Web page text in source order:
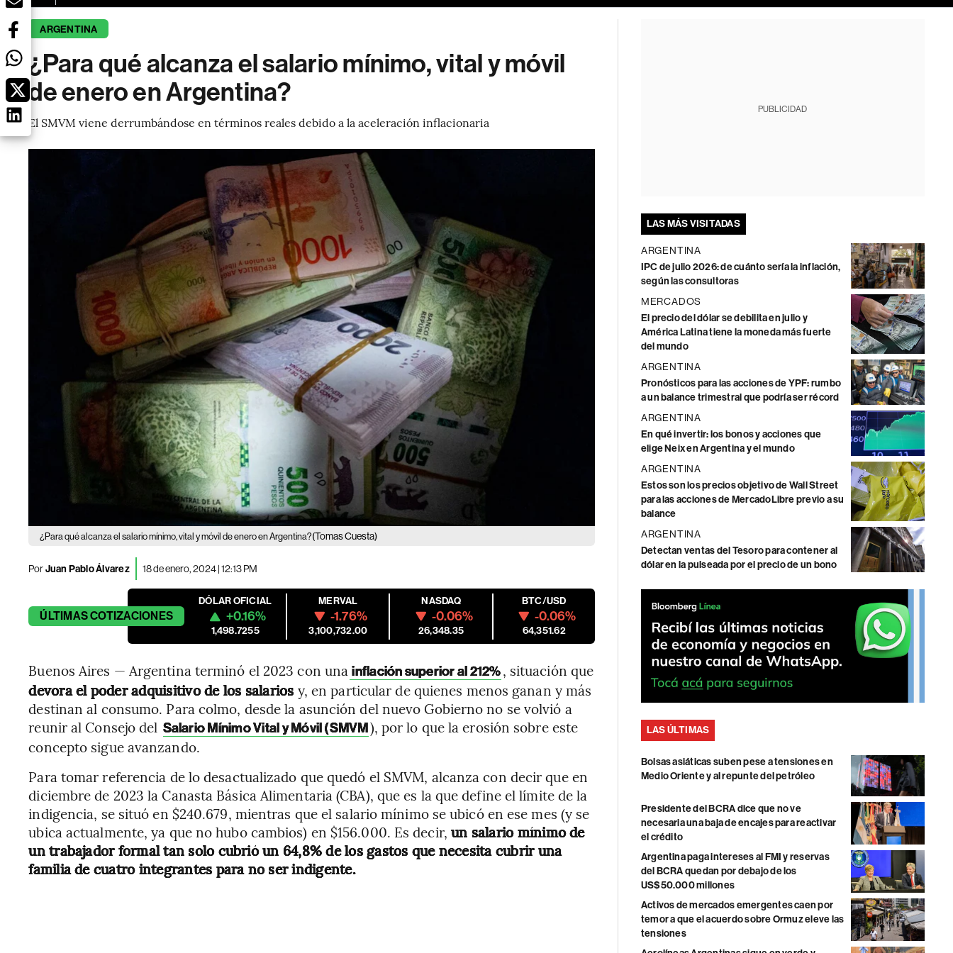
ARGENTINA
¿Para qué alcanza el salario mínimo, vital y móvil
de enero en Argentina?
El SMVM viene derrumbándose en términos reales debido a la aceleración inflacionaria
¿Para qué alcanza el salario mínimo, vital y móvil de enero en Argentina?(Tomas Cuesta)
PorJuan Pablo Álvarez 18 de enero, 2024 | 12:13 PM
ÚLTIMASCOTIZACIONES
DÓLAR OFICIAL
+0.16%
1,498.7255
MERVAL
-1.76%
3,100,732.00
NASDAQ
-0.06%
26,348.35
BTC/USD
-0.06%
64,351.62
Buenos Aires — Argentina terminó el 2023 con una inflación superior al 212%, situación que
devora el poder adquisitivo de los salarios y, en particular de quienes menos ganan y más
destinan al consumo. Para colmo, desde la asunción del nuevo Gobierno no se volvió a
reunir al Consejo del Salario Mínimo Vital y Móvil (SMVM), por lo que la erosión sobre este
concepto sigue avanzando.
Para tomar referencia de lo desactualizado que quedó el SMVM, alcanza con decir que en
diciembre de 2023 la Canasta Básica Alimentaria (CBA), que es la que define el límite de la
indigencia, se situó en $240.679, mientras que el salario mínimo se ubicó en ese mes (y se
ubica actualmente, ya que no hubo cambios) en $156.000. Es decir, un salario mínimo de
un trabajador formal tan solo cubrió un 64,8% de los gastos que necesita cubrir una
familia de cuatro integrantes para no ser indigente.
PUBLICIDAD
LAS MÁS VISITADAS
ARGENTINA
IPC de julio 2026: de cuánto sería la inflación,
según las consultoras
MERCADOS
El precio del dólar se debilita en julio y
América Latina tiene la moneda más fuerte
del mundo
ARGENTINA
Pronósticos para las acciones de YPF: rumbo
a un balance trimestral que podría ser récord
ARGENTINA
En qué invertir: los bonos y acciones que
elige Neix en Argentina y el mundo
ARGENTINA
Estos son los precios objetivo de Wall Street
para las acciones de MercadoLibre previo a su
balance
ARGENTINA
Detectan ventas del Tesoro para contener al
dólar en la pulseada por el precio de un bono
LAS ÚLTIMAS
Bolsas asiáticas suben pese a tensiones en
Medio Oriente y al repunte del petróleo
Presidente del BCRA dice que no ve
necesaria una baja de encajes para reactivar
el crédito
Argentina paga intereses al FMI y reservas
del BCRA quedan por debajo de los
US$50.000 millones
Activos de mercados emergentes caen por
temor a que el acuerdo sobre Ormuz eleve las
tensiones